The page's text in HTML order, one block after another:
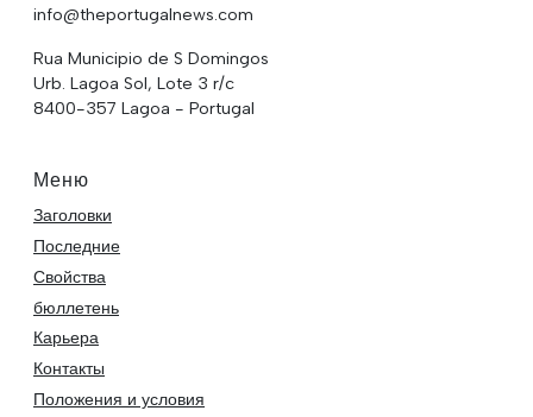
info@theportugalnews.com
Rua Municipio de S Domingos
Urb. Lagoa Sol, Lote 3 r/c
8400-357 Lagoa - Portugal
Меню
Заголовки
Последние
Свойства
бюллетень
Карьера
Контакты
Положения и условия